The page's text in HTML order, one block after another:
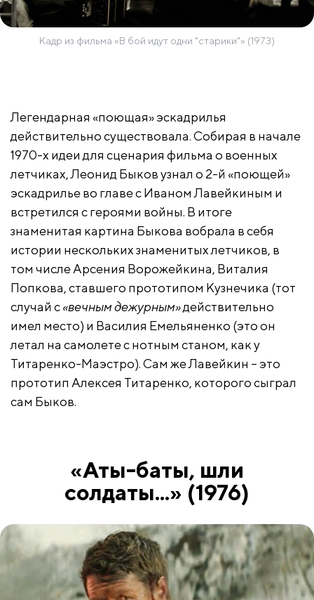
Кадр из фильма «В бой идут одни "старики"» (1973)
Легендарная «поющая» эскадрилья
действительно существовала. Собирая в начале
1970-х идеи для сценария фильма о военных
летчиках, Леонид Быков узнал о 2-й «поющей»
эскадрилье во главе с Иваном Лавейкиным и
встретился с героями войны. В итоге
знаменитая картина Быкова вобрала в себя
истории нескольких знаменитых летчиков, в
том числе Арсения Ворожейкина, Виталия
Попкова, ставшего прототипом Кузнечика (тот
случай с«вечным дежурным»действительно
имел место) и Василия Емельяненко (это он
летал на самолете с нотным станом, как у
Титаренко-Маэстро). Сам же Лавейкин – это
прототип Алексея Титаренко, которого сыграл
сам Быков.
«Аты-баты, шли
солдаты...» (1976)